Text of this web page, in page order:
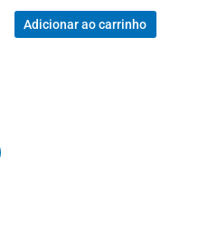
Adicionar ao carrinho